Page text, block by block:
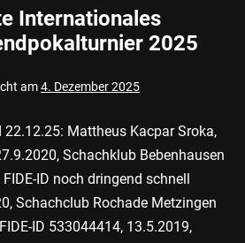
Internationales
2025
am4. Dezember 2025
Mattheus Kacpar Sroka,
Schachklub Bebenhausen
ID noch dringend schnell
Schachclub Rochade Metzingen
ID 533044414, 13.5.2019,